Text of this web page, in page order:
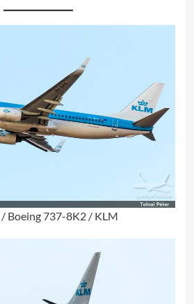
Boeing 737-8K2 / KLM